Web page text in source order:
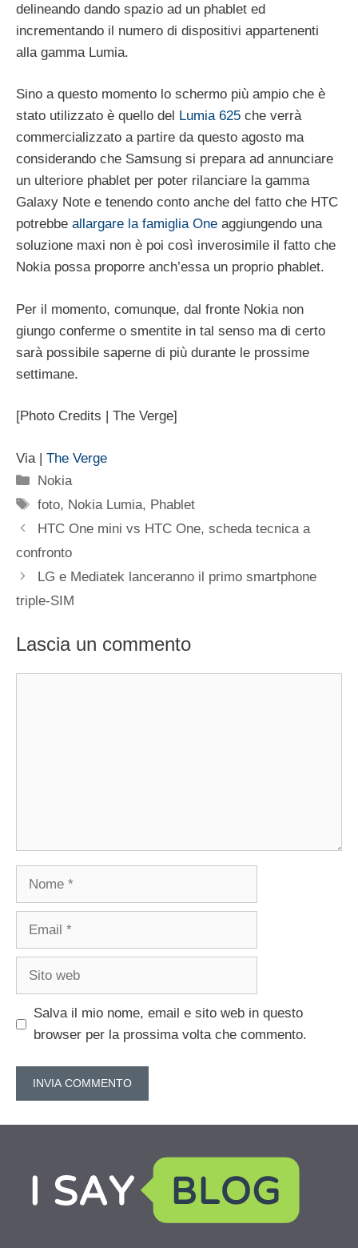
delineando dando spazio ad un phablet ed
incrementando il numero di dispositivi appartenenti
alla gamma Lumia.
Sino a questo momento lo schermo più ampio che è
stato utilizzato è quello del
Lumia 625 che verrà
commercializzato a partire da questo agosto ma
considerando che Samsung si prepara ad annunciare
un ulteriore phablet per poter rilanciare la gamma
Galaxy Note e tenendo conto anche del fatto che HTC
potrebbe allargare la famiglia One aggiungendo una
soluzione maxi non è poi così inverosimile il fatto che
Nokia possa proporre anch’essa un proprio phablet.
Per il momento, comunque, dal fronte Nokia non
giungo conferme o smentite in tal senso ma di certo
sarà possibile saperne di più durante le prossime
settimane.
[Photo Credits | The Verge]
Via | The Verge
Categorie
Nokia
Tag
foto, Nokia Lumia, Phablet
HTC One mini vs HTC One, scheda tecnica a
confronto
LG e Mediatek lanceranno il primo smartphone
triple-SIM
Lascia un commento
Nome
Email
Sito
Salva il mio nome, email e sito web in questo
browser per la prossima volta che commento.